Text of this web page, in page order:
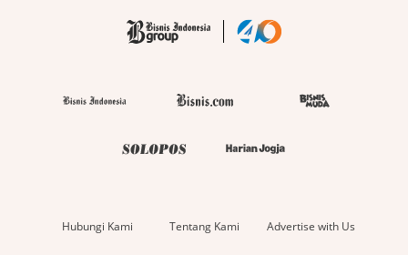
Hubungi Kami Tentang Kami Advertise with Us